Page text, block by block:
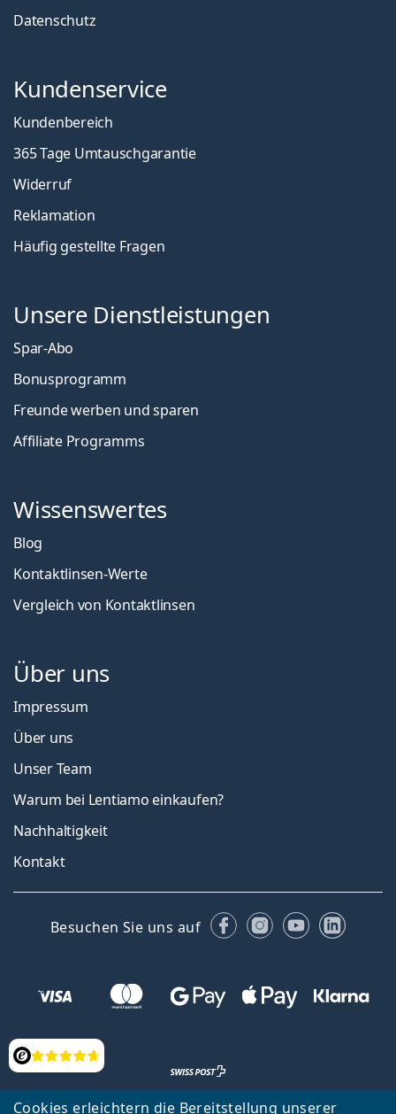
Cookies erleichtern die Bereitstellung unserer
Bewertung
Datenschutz
Kundenservice
Kundenbereich
365 Tage Umtauschgarantie
Widerruf
Reklamation
Häufig gestellte Fragen
Unsere Dienstleistungen
Spar-Abo
Bonusprogramm
Freunde werben und sparen
Affiliate Programms
Wissenswertes
Blog
Kontaktlinsen-Werte
Vergleich von Kontaktlinsen
Über uns
Impressum
Über uns
Unser Team
Warum bei Lentiamo einkaufen?
Nachhaltigkeit
Kontakt
Besuchen Sie uns auf FacebookInstagram
YouTube
Zurück zur Hauptseite Nach oben Français